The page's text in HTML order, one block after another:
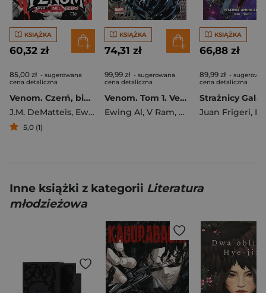
KSIĄŻKA
60,32 zł
85,00 zł - sugerowana
cena detaliczna
Venom. Czerń, biel i krew
J.M. DeMatteis, Ewing Al ,Erik Larsen
5,0 (1)
KSIĄŻKA
74,31 zł
99,99 zł - sugerowana
cena detaliczna
Venom. Tom 1. Venom (Ewing)
Ewing Al, V Ram, Bryan Hitch
KSIĄŻKA
66,88 zł
89,99 zł -
cena detaliczna
Juan Frigeri,
Inne książki z kategorii Literatura
młodzieżowa